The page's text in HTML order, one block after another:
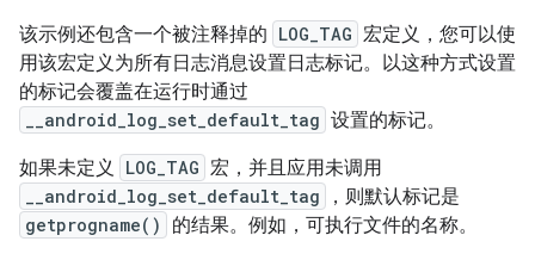
该示例还包含一个被注释掉的 LOG_TAG 宏定义，您可以使
用该宏定义为所有日志消息设置日志标记。以这种方式设置
的标记会覆盖在运行时通过
__android_log_set_default_tag 设置的标记。
如果未定义 LOG_TAG 宏，并且应用未调用
__android_log_set_default_tag ，则默认标记是
getprogname() 的结果。例如，可执行文件的名称。